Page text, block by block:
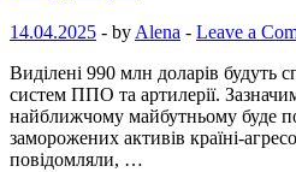
14.04.2025 - by Alena - Leave a
Виділені 990 млн доларів будуть
систем ППО та артилерії.
найближчому майбутньому буде
заморожених активів країні-
повідомляли, …